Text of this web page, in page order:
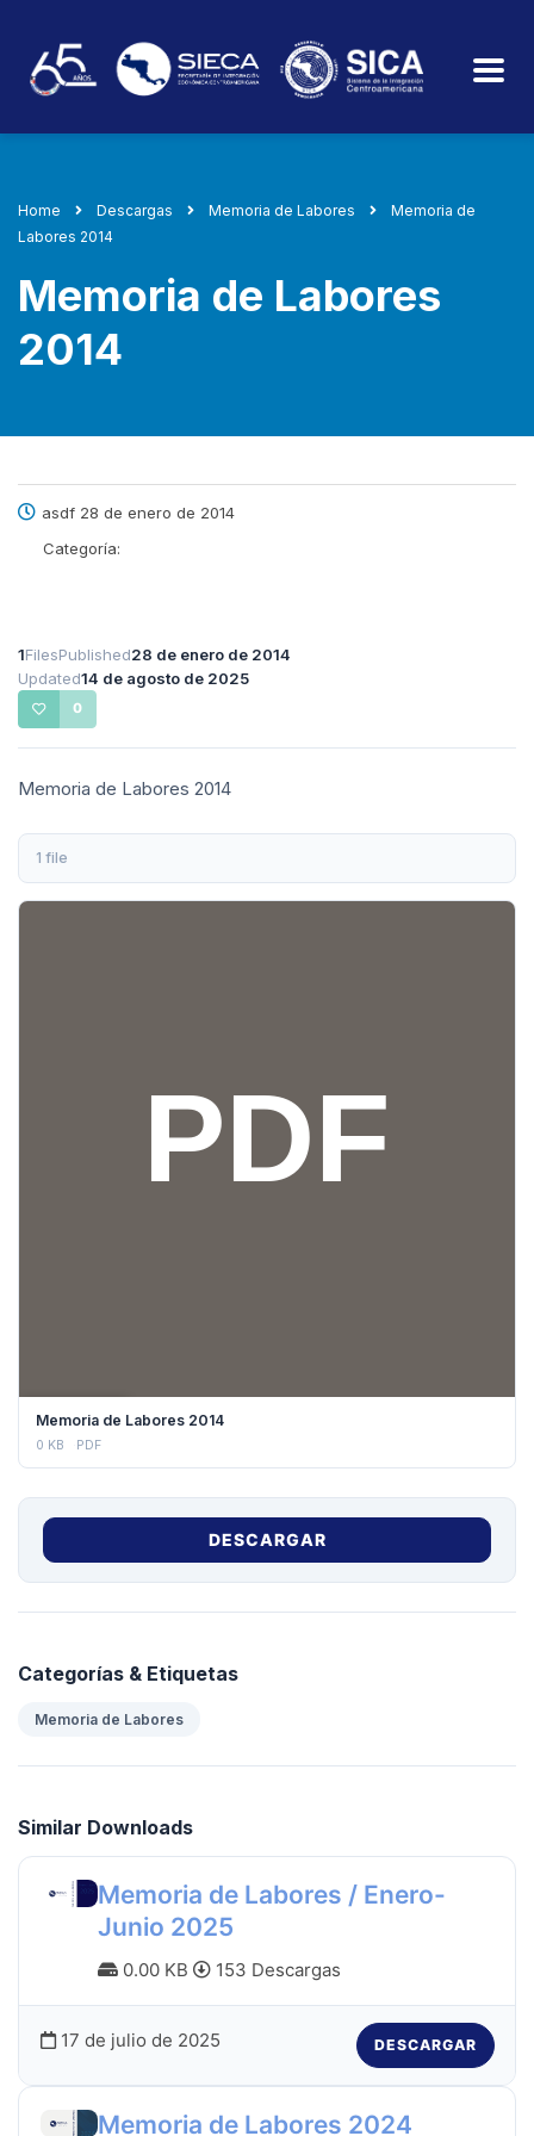
Home Descargas Memoria de Labores
Memoria de
Labores 2014
Memoria de Labores
2014
asdf 28 de enero de 2014
Categoría:
1FilesPublished28 de enero de 2014
Updated14 de agosto de 2025
0
Memoria de Labores 2014
1 file
Memoria de Labores 2014
0 KB PDF
DESCARGAR
Categorías & Etiquetas
Memoria de Labores
Similar Downloads
Memoria de Labores / Enero-
Junio 2025
0.00 KB 153 Descargas
17 de julio de 2025 DESCARGAR
Memoria de Labores 2024